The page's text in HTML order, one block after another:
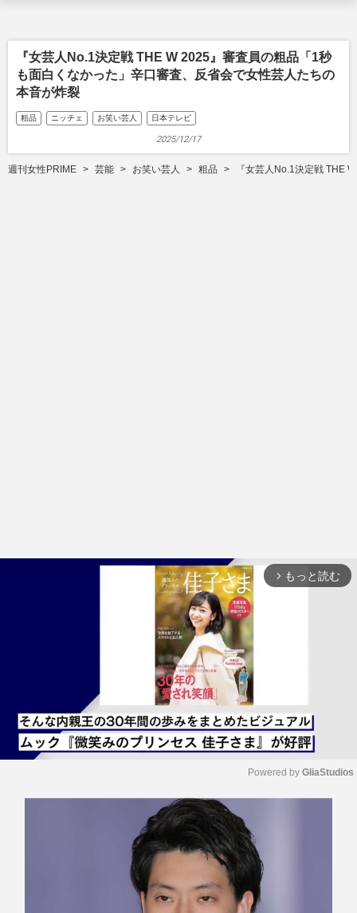
『女芸人No.1決定戦 THE W 2025』審査員の粗品「1秒
も面白くなかった」辛口審査、反省会で女性芸人たちの
本音が炸裂
粗品 ニッチェ お笑い芸人 日本テレビ
2025/12/17
週刊女性PRIME 芸能 お笑い芸人 粗品 『女芸人No.1決定戦 THE
arrow_forward_ios もっと読む
Powered by GliaStudios